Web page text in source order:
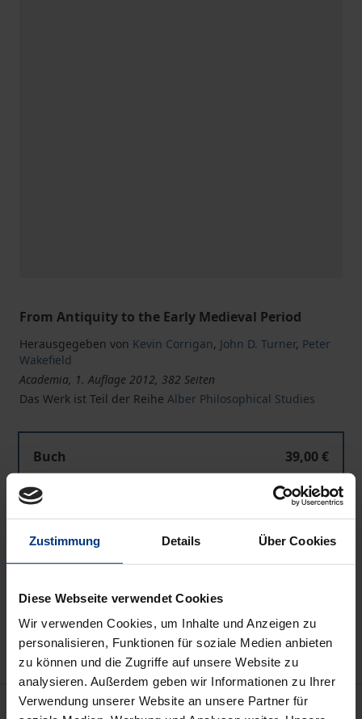
Zustimmung Details Über Cookies
Diese Webseite verwendet Cookies
Wir verwenden Cookies, um Inhalte und Anzeigen zu
personalisieren, Funktionen für soziale Medien anbieten
zu können und die Zugriffe auf unsere Website zu
analysieren. Außerdem geben wir Informationen zu Ihrer
Verwendung unserer Website an unsere Partner für
From Antiquity to the Early Medieval Period
Herausgegeben von Kevin Corrigan, John D. Turner, Peter
Wakefield
Academia, 1. Auflage 2012, 382 Seiten
Das Werk ist Teil der Reihe Alber Philosophical Studies
Buch
39,00 €
ISBN 978-3-89665-569-1
Nicht lieferbar
Zur Wunschliste hinzufügen
Hinweise zu Versandkosten
Beschreibung